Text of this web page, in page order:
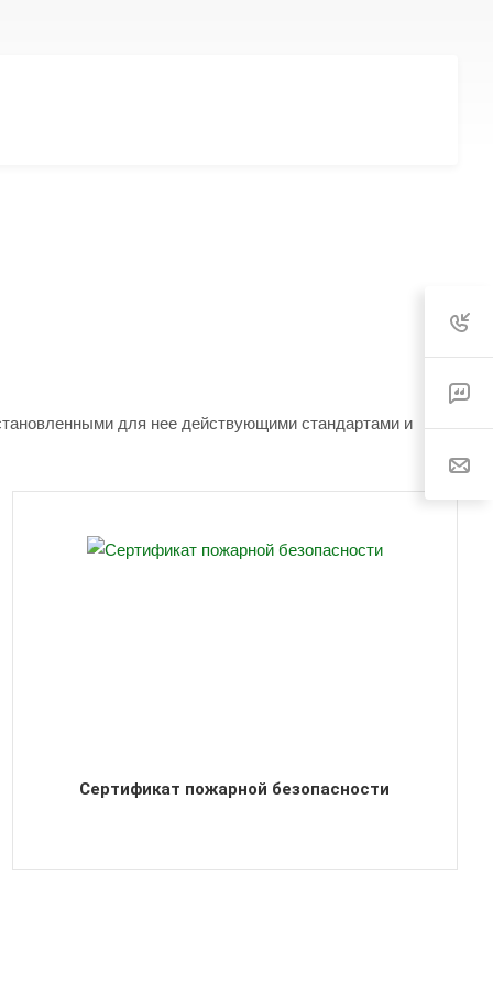
для нее действующими стандартами и
Сертификат пожарной безопасности